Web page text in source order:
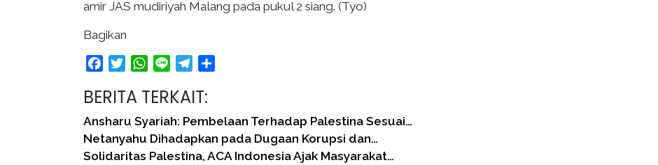
amir JAS mudiriyah Malang pada pukul 2 siang. (Tyo)
Bagikan
FacebookTwitterWhatsApp
Line Telegram
BERITA TERKAIT:
Ansharu Syariah: Pembelaan Terhadap Palestina Sesuai…
Netanyahu Dihadapkan pada Dugaan Korupsi dan…
Solidaritas Palestina, ACA Indonesia Ajak Masyarakat…